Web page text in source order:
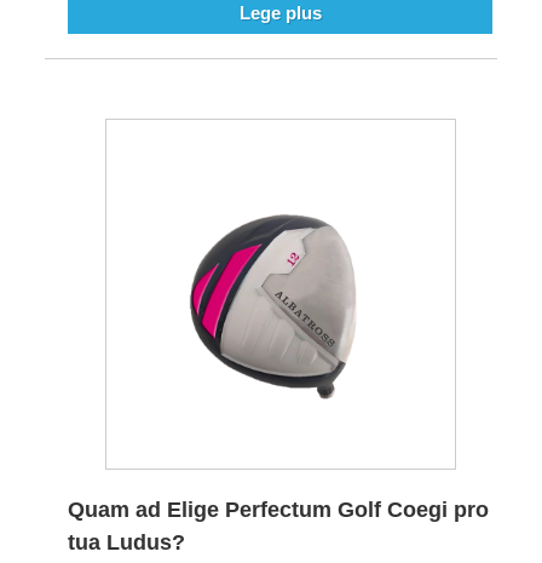
Lege plus
Quam ad Elige Perfectum Golf Coegi pro
tua Ludus?